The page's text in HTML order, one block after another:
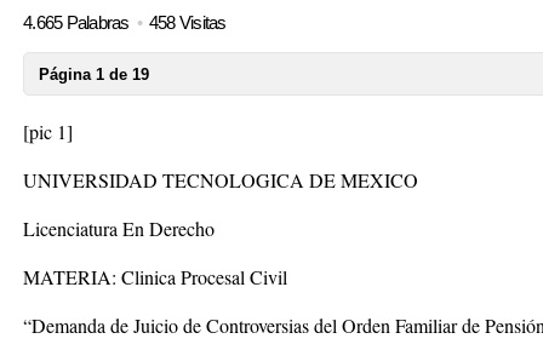
4.665 Palabras
458 Visitas
Página 1 de 19
[pic 1]
UNIVERSIDAD TECNOLOGICA DE MEXICO
Licenciatura En Derecho
MATERIA: Clinica Procesal Civil
“Demanda de Juicio de Controversias del Orden Familiar de